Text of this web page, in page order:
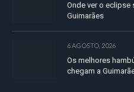
Onde ver o eclipse
Guimarães
6 AGOSTO, 2026
Os melhores
chegam a